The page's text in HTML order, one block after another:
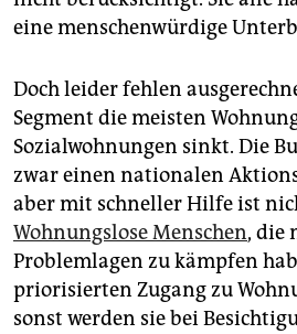
eine menschenwürdige
Doch leider fehlen
Segment die meisten
Sozialwohnungen sinkt. Die
zwar einen nationalen
aber mit schneller Hilfe ist
Wohnungslose Menschen, die
Problemlagen zu kämpfen
priorisierten Zugang zu
sonst werden sie bei